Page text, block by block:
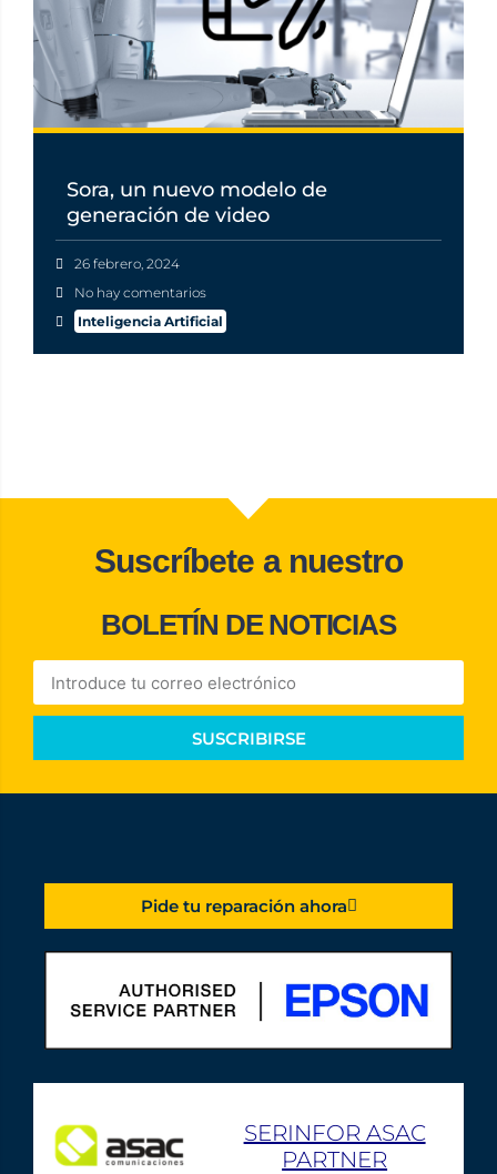
Sora, un nuevo modelo de
generación de video
26 febrero, 2024
No hay comentarios
Inteligencia Artificial
Suscríbete a nuestro
BOLETÍN DE NOTICIAS
SUSCRIBIRSE
Pide tu reparación ahora
SERINFOR ASAC
PARTNER